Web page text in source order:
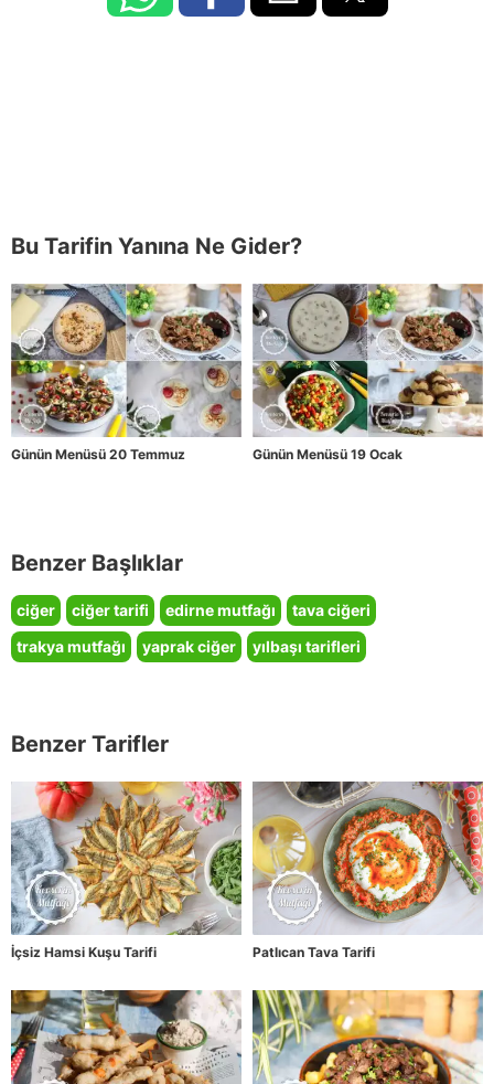
Bu Tarifin Yanına Ne Gider?
Günün Menüsü 20 Temmuz Günün Menüsü 19 Ocak
Benzer Başlıklar
ciğer ciğer tarifi edirne mutfağı
tava ciğeri
trakya mutfağı
yaprak ciğer yılbaşı tarifleri
Benzer Tarifler
İçsiz Hamsi Kuşu Tarifi Patlıcan Tava Tarifi